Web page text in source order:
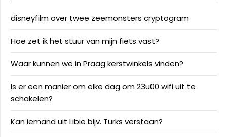
disneyfilm over twee zeemonsters cryptogram
Hoe zet ik het stuur van mijn fiets vast?
Waar kunnen we in Praag kerstwinkels vinden?
Is er een manier om elke dag om 23u00 wifi uit te
schakelen?
Kan iemand uit Libië bijv. Turks verstaan?